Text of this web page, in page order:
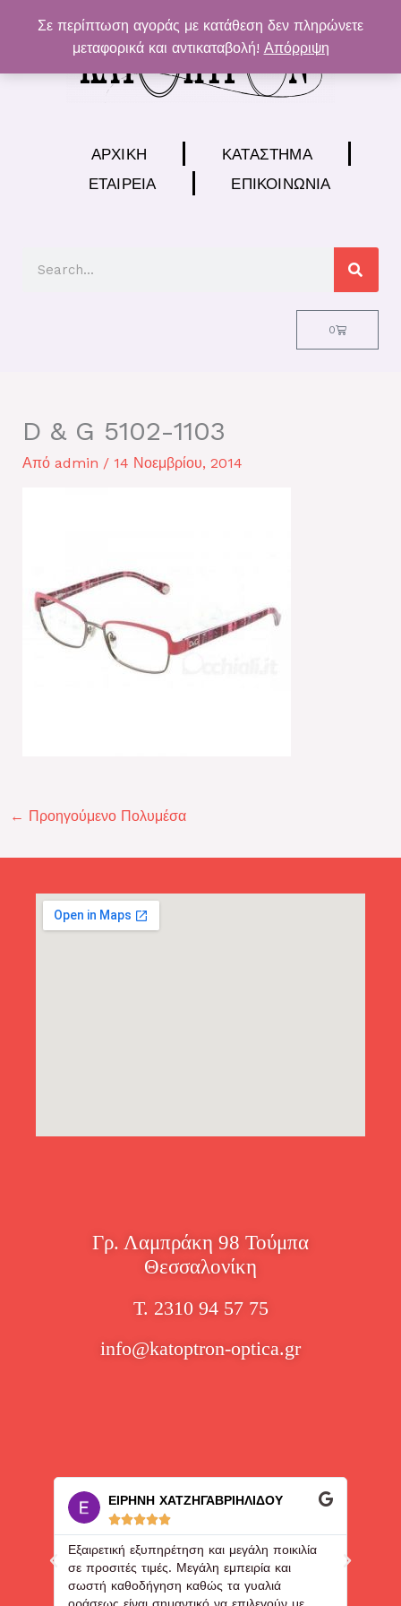
Σε περίπτωση αγοράς με κατάθεση δεν πληρώνετε
μεταφορικά και αντικαταβολή! Απόρριψη
περιεχόμενο
ΑΡΧΙΚΉ
ΚΑΤΆΣΤΗΜΑ
ΕΤΑΙΡΕΊΑ
ΕΠΙΚΟΙΝΩΝΊΑ
0
Cart
D & G 5102-1103
Από admin / 14 Νοεμβρίου, 2014
← Προηγούμενο Πολυμέσα
Γρ. Λαμπράκη 98 Τούμπα
Θεσσαλονίκη
Τ. 2310 94 57 75
info@katoptron-optica.gr
ΕΙΡΗΝΗ ΧΑΤΖΗΓΑΒΡΙΗΛΙΔΟΥ

Εξαιρετική εξυπηρέτηση και μεγάλη ποικιλία
σε προσιτές τιμές. Μεγάλη εμπειρία και
σωστή καθοδήγηση καθώς τα γυαλιά